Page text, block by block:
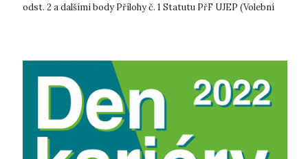
odst. 2 a dalšími body Přílohy č. 1 Statutu PřF UJEP (Volební